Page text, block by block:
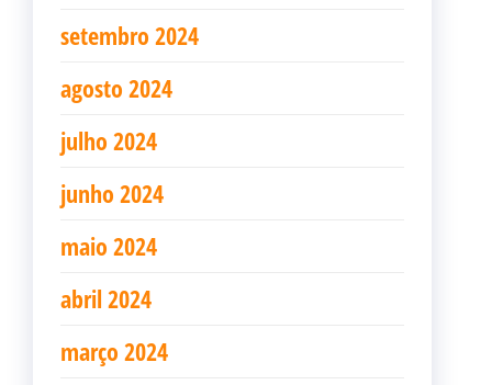
setembro 2024
agosto 2024
julho 2024
junho 2024
maio 2024
abril 2024
março 2024